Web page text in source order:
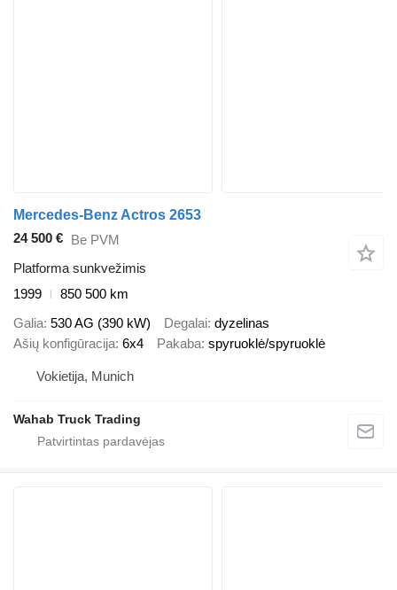
Mercedes-Benz Actros 2653
24 500 € Be PVM
Platforma sunkvežimis
1999
850 500 km
Galia 530 AG (390 kW) Degalai dyzelinas
Ašių konfigūracija 6x4 Pakaba spyruoklė/spyruoklė
Vokietija, Munich
Wahab Truck Trading